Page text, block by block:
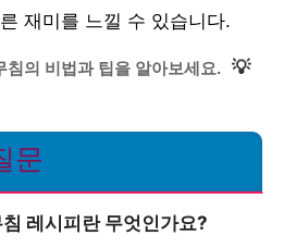
재미를 느낄 수 있습니다.
침의 비법과 팁을 알아보세요. 💡
문
레시피란 무엇인가요?